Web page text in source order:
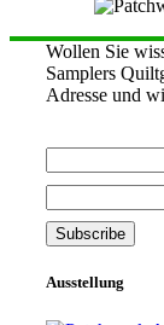
Wollen Sie
Samplers
Adresse und
Ausstellung